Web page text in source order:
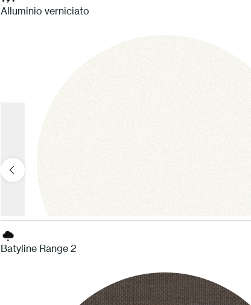
Alluminio verniciato
1 Bianco
Batyline Range 2